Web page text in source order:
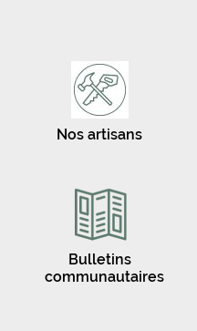
Nos artisans
Bulletins
communautaires